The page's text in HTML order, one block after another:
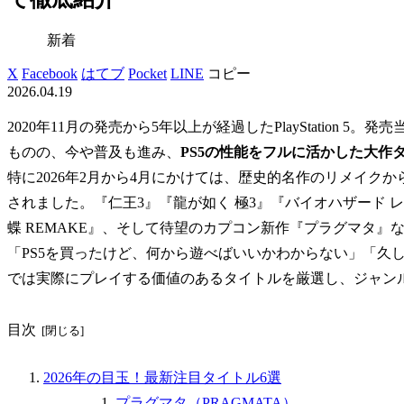
新着
X Facebook はてブ Pocket LINE コピー
2026.04.19
2020年11月の発売から5年以上が経過したPlayStation 5。発
ものの、今や普及も進み、 PS5の性能をフルに活かした大作
特に2026年2月から4月にかけては、歴史的名作のリメイク
されました。『仁王3』『龍が如く 極3』『バイオハザード
蝶 REMAKE』、そして待望のカプコン新作『プラグマタ』
「PS5を買ったけど、何から遊べばいいかわからない」「
では実際にプレイする価値のあるタイトルを厳選し、ジャ
目次
2026年の目玉！最新注目タイトル6選